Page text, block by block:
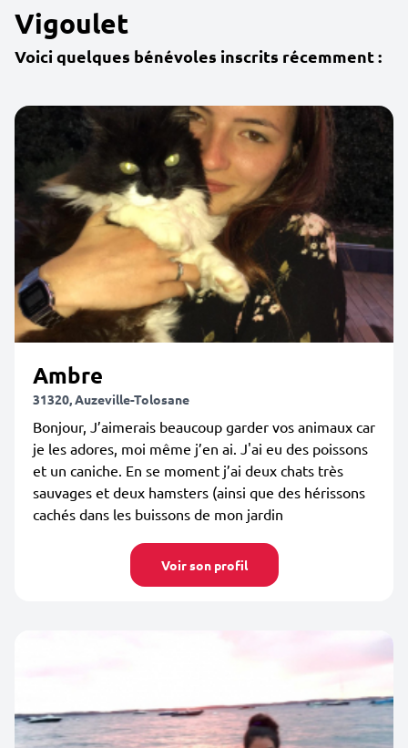
Vigoulet
Voici quelques bénévoles inscrits récemment :
Ambre
31320, Auzeville-Tolosane
Bonjour, J’aimerais beaucoup garder vos animaux car
je les adores, moi même j’en ai. J'ai eu des poissons
et un caniche. En se moment j’ai deux chats très
sauvages et deux hamsters (ainsi que des hérissons
cachés dans les buissons de mon jardin
Voir son profil